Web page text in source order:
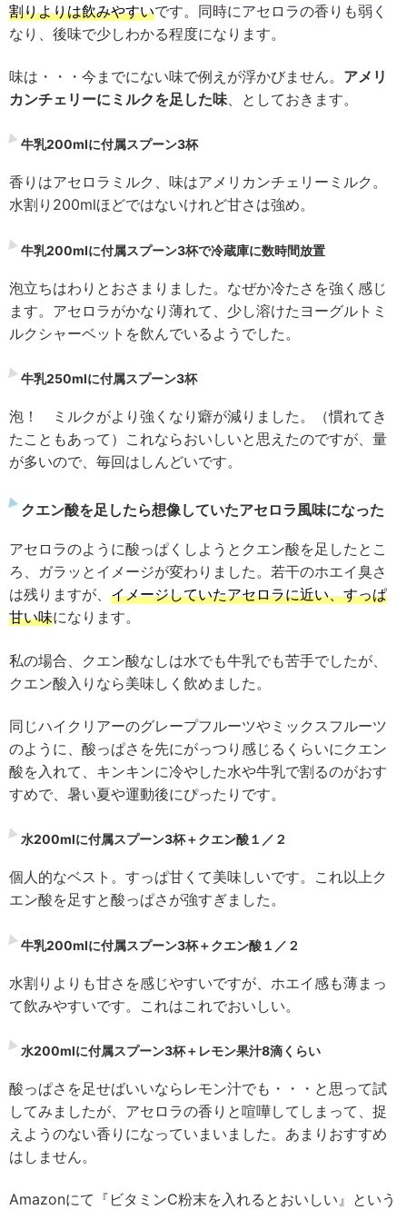
割りよりは飲みやすいです。同時にアセロラの香りも弱く
なり、後味で少しわかる程度になります。
味は・・・今までにない味で例えが浮かびません。 アメリ
カンチェリーにミルクを足した味 、としておきます。
牛乳200mlに付属スプーン3杯
香りはアセロラミルク、味はアメリカンチェリーミルク。
水割り200mlほどではないけれど甘さは強め。
牛乳200mlに付属スプーン3杯で冷蔵庫に数時間放置
泡立ちはわりとおさまりました。なぜか冷たさを強く感じ
ます。アセロラがかなり薄れて、少し溶けたヨーグルトミ
ルクシャーベットを飲んでいるようでした。
牛乳250mlに付属スプーン3杯
泡！ ミルクがより強くなり癖が減りました。（慣れてき
たこともあって）これならおいしいと思えたのですが、量
が多いので、毎回はしんどいです。
クエン酸を足したら想像していたアセロラ風味になった
アセロラのように酸っぱくしようとクエン酸を足したとこ
ろ、ガラッとイメージが変わりました。若干のホエイ臭さ
は残りますが、 イメージしていたアセロラに近い、すっぱ
甘い味になります。
私の場合、クエン酸なしは水でも牛乳でも苦手でしたが、
クエン酸入りなら美味しく飲めました。
同じハイクリアーのグレープフルーツやミックスフルーツ
のように、酸っぱさを先にがっつり感じるくらいにクエン
酸を入れて、キンキンに冷やした水や牛乳で割るのがおす
すめで、暑い夏や運動後にぴったりです。
水200mlに付属スプーン3杯＋クエン酸１／２
個人的なベスト。すっぱ甘くて美味しいです。これ以上ク
エン酸を足すと酸っぱさが強すぎました。
牛乳200mlに付属スプーン3杯＋クエン酸１／２
水割りよりも甘さを感じやすいですが、ホエイ感も薄まっ
て飲みやすいです。これはこれでおいしい。
水200mlに付属スプーン3杯＋レモン果汁8滴くらい
酸っぱさを足せばいいならレモン汁でも・・・と思って試
してみましたが、アセロラの香りと喧嘩してしまって、捉
えようのない香りになっていまいました。あまりおすすめ
はしません。
Amazonにて『ビタミンC粉末を入れるとおいしい』という